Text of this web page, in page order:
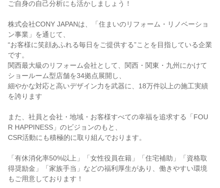
ご自身の自己分析にも活かしましょう！
株式会社CONY JAPANは、「住まいのリフォーム・リノベーショ
ン事業」を通じて、
“お客様に笑顔あふれる毎日をご提供する”ことを目指している企業
です。
関西最大級のリフォーム会社として、関西・関東・九州にかけて
ショールーム型店舗を34拠点展開し、
細やかな対応と高いデザイン力を武器に、18万件以上の施工実績
を誇ります
また、社員と会社・地域・お客様すべての幸福を追求する「FOU
R HAPPINESS」のビジョンのもと、
CSR活動にも積極的に取り組んでおります。
「有休消化率50%以上」「女性役員在籍」「住宅補助」「資格取
得奨励金」「家族手当」などの福利厚生があり、働きやすい環境
もご用意しております！